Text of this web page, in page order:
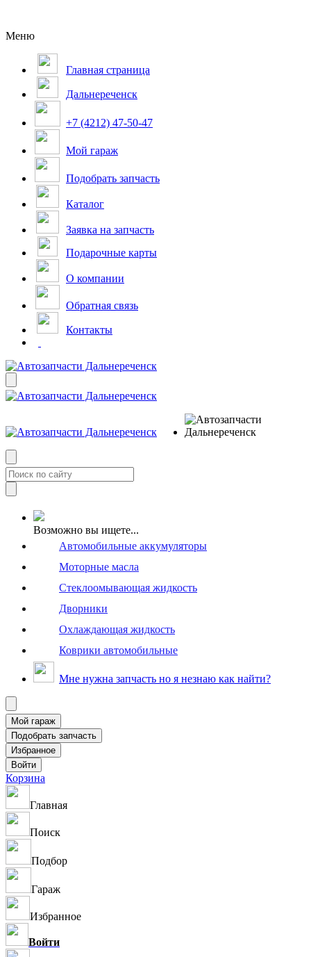
Меню
Главная страница
Дальнереченск
+7 (4212) 47-50-47
Мой гараж
Подобрать запчасть
Каталог
Заявка на запчасть
Подарочные карты
О компании
Обратная связь
Контакты
Возможно вы ищете...
Автомобильные аккумуляторы
Моторные масла
Стеклоомывающая жидкость
Дворники
Охлаждающая жидкость
Коврики автомобильные
Мне нужна запчасть но я незнаю как найти?
Корзина
Главная
Поиск
Подбор
Гараж
Избранное
Войти